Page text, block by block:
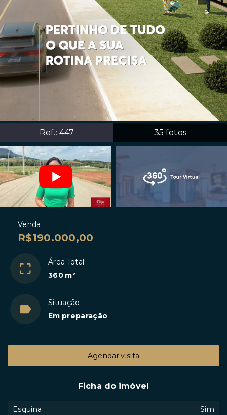
Ref.: 447 35 fotos
Venda
R$190.000,00
Área Total
360 m²
Situação
Em preparação
Agendar visita
Ficha do imóvel
Esquina
Sim